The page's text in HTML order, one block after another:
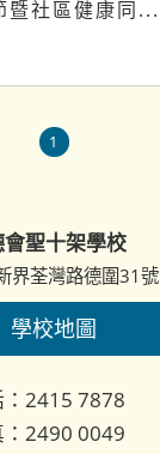
暨社區健康同...
1
聖十架學校
界荃灣路德圍31號
學校地圖
：2415 7878
：2490 0049